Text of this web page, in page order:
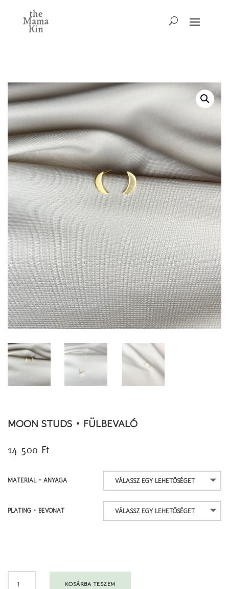
MOON STUDS • FÜLBEVALÓ
14 500 Ft
MATERIAL • ANYAGA
PLATING • BEVONAT
KOSÁRBA TESZEM